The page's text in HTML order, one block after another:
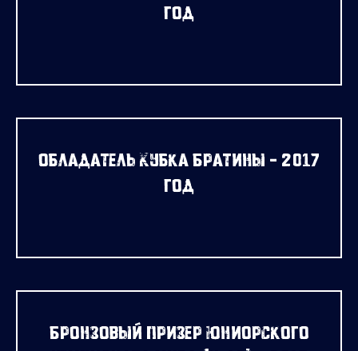
год
Обладатель Кубка Братины - 2017
год
Бронзовый призер юниорского